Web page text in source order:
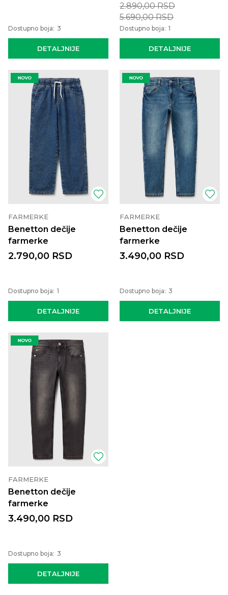
DETALJNIJE
Dostupno boja: 3
DETALJNIJE
2.890,00RSD
5.690,00RSD
Dostupno boja: 1
FARMERKE
Benetton dečije
farmerke
DETALJNIJE
2.790,00 RSD
Dostupno boja: 1
FARMERKE
Benetton dečije
farmerke
DETALJNIJE
3.490,00 RSD
Dostupno boja: 3
FARMERKE
Benetton dečije
farmerke
DETALJNIJE
3.490,00 RSD
Dostupno boja: 3